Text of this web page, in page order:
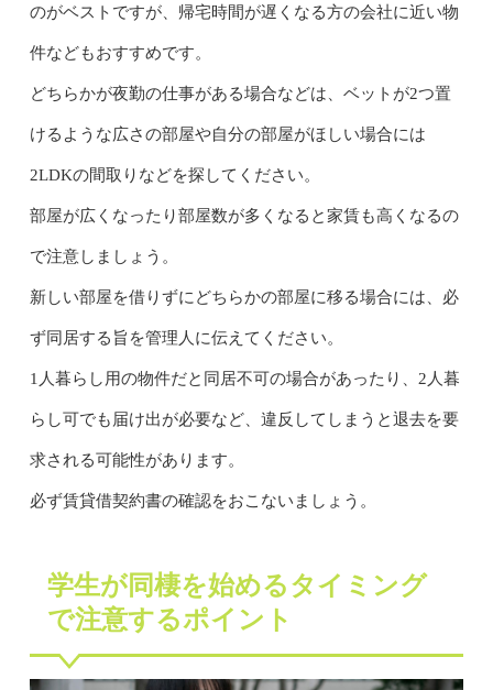
のがベストですが、帰宅時間が遅くなる方の会社に近い物
件などもおすすめです。
どちらかが夜勤の仕事がある場合などは、ベットが2つ置
けるような広さの部屋や自分の部屋がほしい場合には
2LDKの間取りなどを探してください。
部屋が広くなったり部屋数が多くなると家賃も高くなるの
で注意しましょう。
新しい部屋を借りずにどちらかの部屋に移る場合には、必
ず同居する旨を管理人に伝えてください。
1人暮らし用の物件だと同居不可の場合があったり、2人暮
らし可でも届け出が必要など、違反してしまうと退去を要
求される可能性があります。
必ず賃貸借契約書の確認をおこないましょう。
学生が同棲を始めるタイミング
で注意するポイント